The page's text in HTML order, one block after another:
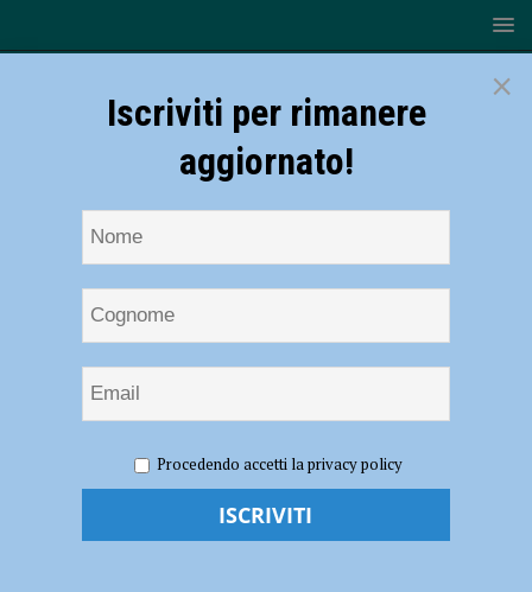
50esimo anniversario di nozze raccogliendo fondi per Pediatria: un
carico di giocattoli, computer e cancelleria grazie al cuore di Maria e
×
Iscriviti per rimanere
aggiornato!
Procedendo accetti la privacy policy